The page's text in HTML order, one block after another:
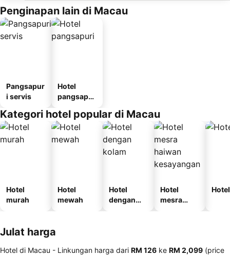
Penginapan lain di Macau
Pangsapur
i servis
Hotel
pangsapur
Kategori hotel popular di Macau
Hotel
murah
Hotel
mewah
Hotel
dengan
Hotel
mesra
Julat harga
Hotel di Macau - Linkungan harga dari ‎RM 126 ke ‎RM 2,099 (price